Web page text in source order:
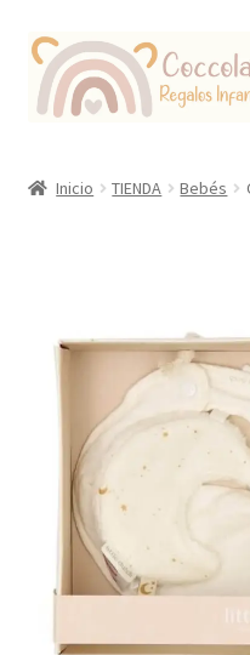
Ir
la
Ir
contenido
Inicio TIENDA Bebés